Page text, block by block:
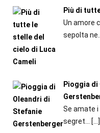
Più di
Un amore
sepolta ne...
Pioggia
Se amate
segret... […]